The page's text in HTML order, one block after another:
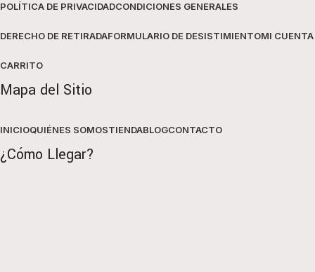
POLÍTICA DE PRIVACIDADCONDICIONES GENERALES
DERECHO DE RETIRADAFORMULARIO DE DESISTIMIENTOMI CUENTA
CARRITO
Mapa del Sitio
INICIOQUIÉNES SOMOSTIENDABLOGCONTACTO
¿Cómo Llegar?